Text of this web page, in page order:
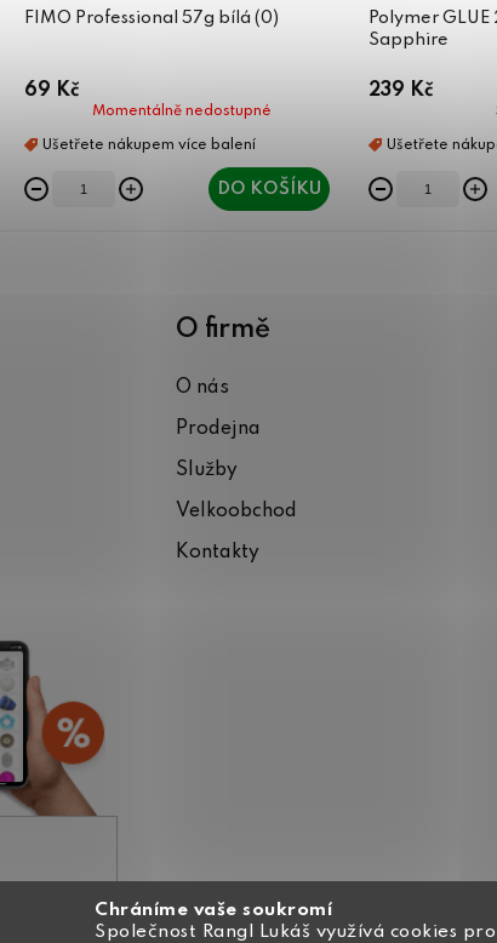
Chráníme vaše soukromí
Společnost Rangl Lukáš využívá cookies
FIMO Professional 57g bílá (0)
69 Kč
Momentálně nedostupné
DO KOŠÍKU
Polymer
Sapphire
239 Kč
O firmě
O nás
Prodejna
Služby
Velkoobchod
Kontakty
údajů